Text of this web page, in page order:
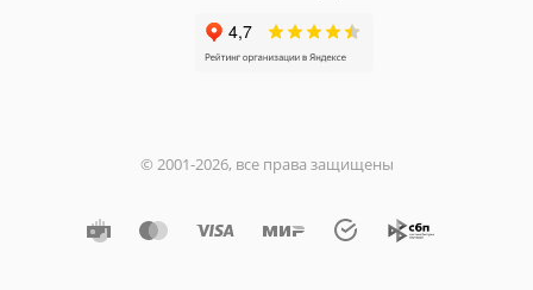
© 2001-2026, все права защищены